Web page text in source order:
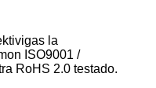
la
ISO9001 /
RoHS 2.0 testado.